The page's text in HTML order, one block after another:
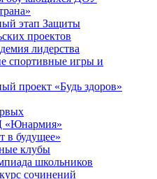
этап Защиты
проектов
лидерства
спортивные игры и
проект «Будь здоров»
в будущее»
клубы
школьников
сочинений